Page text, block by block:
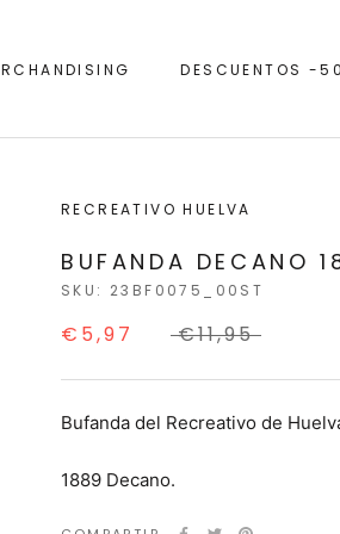
DESCUENTOS -
RECREATIVO HUELVA
BUFANDA DECANO
SKU: 23BF0075_00ST
€5,97 €11,95
Bufanda del Recreativo de
1889 Decano.